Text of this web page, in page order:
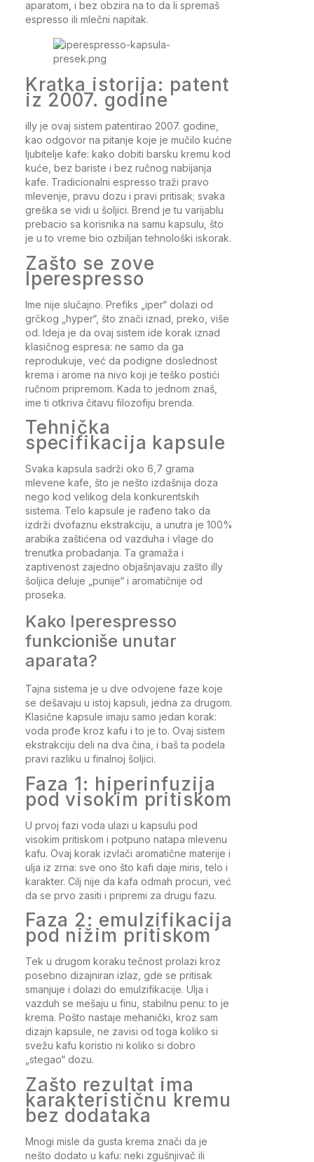
aparatom, i bez obzira na to da li spremaš
espresso ili mlečni napitak.
Kratka istorija: patent
iz 2007. godine
illy je ovaj sistem patentirao 2007. godine,
kao odgovor na pitanje koje je mučilo kućne
ljubitelje kafe: kako dobiti barsku kremu kod
kuće, bez bariste i bez ručnog nabijanja
kafe. Tradicionalni espresso traži pravo
mlevenje, pravu dozu i pravi pritisak; svaka
greška se vidi u šoljici. Brend je tu varijablu
prebacio sa korisnika na samu kapsulu, što
je u to vreme bio ozbiljan tehnološki iskorak.
Zašto se zove
Iperespresso
Ime nije slučajno. Prefiks „iper“ dolazi od
grčkog „hyper“, što znači iznad, preko, više
od. Ideja je da ovaj sistem ide korak iznad
klasičnog espresa: ne samo da ga
reprodukuje, već da podigne doslednost
krema i arome na nivo koji je teško postići
ručnom pripremom. Kada to jednom znaš,
ime ti otkriva čitavu filozofiju brenda.
Tehnička
specifikacija kapsule
Svaka kapsula sadrži oko 6,7 grama
mlevene kafe, što je nešto izdašnija doza
nego kod velikog dela konkurentskih
sistema. Telo kapsule je rađeno tako da
izdrži dvofaznu ekstrakciju, a unutra je 100%
arabika zaštićena od vazduha i vlage do
trenutka probadanja. Ta gramaža i
zaptivenost zajedno objašnjavaju zašto illy
šoljica deluje „punije“ i aromatičnije od
proseka.
Kako Iperespresso
funkcioniše unutar
aparata?
Tajna sistema je u dve odvojene faze koje
se dešavaju u istoj kapsuli, jedna za drugom.
Klasične kapsule imaju samo jedan korak:
voda prođe kroz kafu i to je to. Ovaj sistem
ekstrakciju deli na dva čina, i baš ta podela
pravi razliku u finalnoj šoljici.
Faza 1: hiperinfuzija
pod visokim pritiskom
U prvoj fazi voda ulazi u kapsulu pod
visokim pritiskom i potpuno natapa mlevenu
kafu. Ovaj korak izvlači aromatične materije i
ulja iz zrna: sve ono što kafi daje miris, telo i
karakter. Cilj nije da kafa odmah procuri, već
da se prvo zasiti i pripremi za drugu fazu.
Faza 2: emulzifikacija
pod nižim pritiskom
Tek u drugom koraku tečnost prolazi kroz
posebno dizajniran izlaz, gde se pritisak
smanjuje i dolazi do emulzifikacije. Ulja i
vazduh se mešaju u finu, stabilnu penu: to je
krema. Pošto nastaje mehanički, kroz sam
dizajn kapsule, ne zavisi od toga koliko si
svežu kafu koristio ni koliko si dobro
„stegao“ dozu.
Zašto rezultat ima
karakterističnu kremu
bez dodataka
Mnogi misle da gusta krema znači da je
nešto dodato u kafu: neki zgušnjivač ili